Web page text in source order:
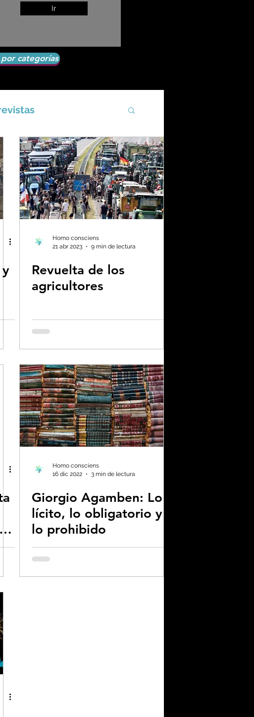
Ir
por categorías
Agroecología
Carbono neutralidad
plástico
Economía
Homo consciens
21 abr 2023
9 min de lectura
Revuelta de los
agricultores
Homo consciens
16 dic 2022
3 min de lectura
Giorgio Agamben: Lo
lícito, lo obligatorio y
lo prohibido